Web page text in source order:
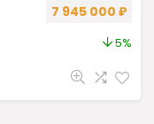
7 945 000 ₽
5%